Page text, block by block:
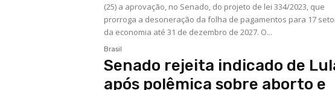
(25) a aprovação, no Senado, do projeto de lei 334/2023, que
prorroga a desoneração da folha de pagamentos para 17
da economia até 31 de dezembro de 2027. O...
Brasil
Senado rejeita indicado de
após polêmica sobre aborto e